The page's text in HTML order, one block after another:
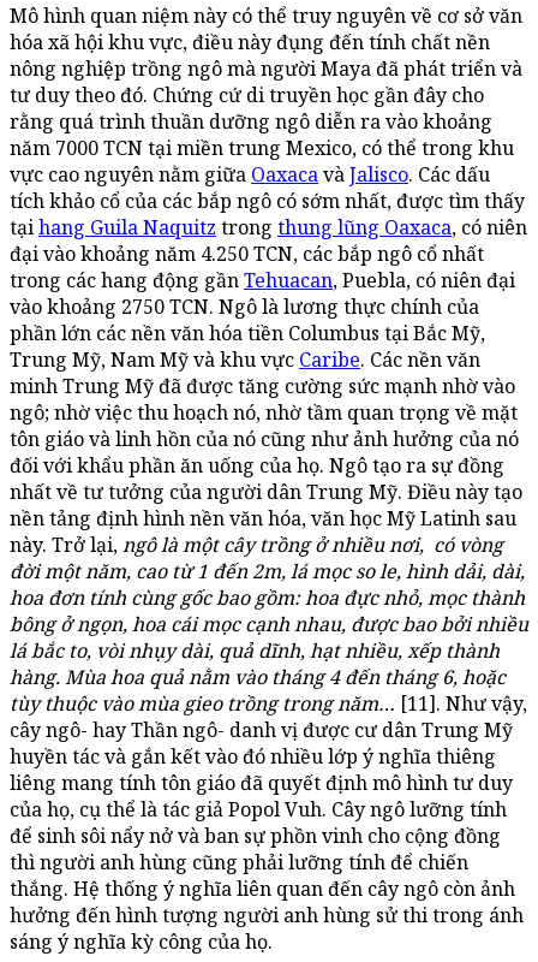
Mô hình quan niệm này có thể truy nguyên về cơ sở văn
hóa xã hội khu vực, điều này đụng đến tính chất nền
nông nghiệp trồng ngô mà người Maya đã phát triển và
tư duy theo đó. Chứng cứ di truyền học gần đây cho
rằng quá trình thuần dưỡng ngô diễn ra vào khoảng
năm 7000 TCN tại miền trung Mexico, có thể trong khu
vực cao nguyên nằm giữa OaxacavàJalisco. Các dấu
tích khảo cổ của các bắp ngô có sớm nhất, được tìm thấy
tạihang Guila Naquitz trong thung lũng Oaxaca, có niên
đại vào khoảng năm 4.250 TCN, các bắp ngô cổ nhất
trong các hang động gầnTehuacan, Puebla, có niên đại
vào khoảng 2750 TCN. Ngô là lương thực chính của
phần lớn các nền văn hóa tiền Columbus tại Bắc Mỹ,
Trung Mỹ, Nam Mỹ và khu vực Caribe. Các nền văn
minh Trung Mỹ đã được tăng cường sức mạnh nhờ vào
ngô; nhờ việc thu hoạch nó, nhờ tầm quan trọng về mặt
tôn giáo và linh hồn của nó cũng như ảnh hưởng của nó
đối với khẩu phần ăn uống của họ. Ngô tạo ra sự đồng
nhất về tư tưởng của người dân Trung Mỹ. Điều này tạo
nền tảng định hình nền văn hóa, văn học Mỹ Latinh sau
này. Trở lại,ngôlà một cây trồng ở nhiều nơi, có vòng
đời một năm, cao từ 1 đến 2m, lá mọc so le, hình dải, dài,
hoa đơn tính cùng gốc bao gồm: hoa đực nhỏ, mọc thành
bông ở ngọn, hoa cái mọc cạnh nhau, được bao bởi nhiều
lá bắc to, vòi nhụy dài, quả dĩnh, hạt nhiều, xếp thành
hàng. Mùa hoa quả nằm vào tháng 4 đến tháng 6, hoặc
tùy thuộc vào mùa gieo trồng trong năm… [11]. Như vậy,
cây ngô- hay Thần ngô- danh vị được cư dân Trung Mỹ
huyền tác và gắn kết vào đó nhiều lớp ý nghĩa thiêng
liêng mang tính tôn giáo đã quyết định mô hình tư duy
của họ, cụ thể là tác giả Popol Vuh. Cây ngô lưỡng tính
để sinh sôi nẩy nở và ban sự phồn vinh cho cộng đồng
thì người anh hùng cũng phải lưỡng tính để chiến
thắng. Hệ thống ý nghĩa liên quan đến cây ngô còn ảnh
hưởng đến hình tượng người anh hùng sử thi trong ánh
sáng ý nghĩa kỳ công của họ.